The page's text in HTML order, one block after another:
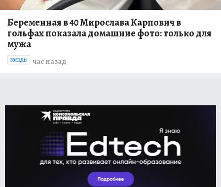
Беременная в 40 Мирослава Карпович в
гольфах показала домашние фото: только для
мужа
час назад
ЗВЕЗДЫ